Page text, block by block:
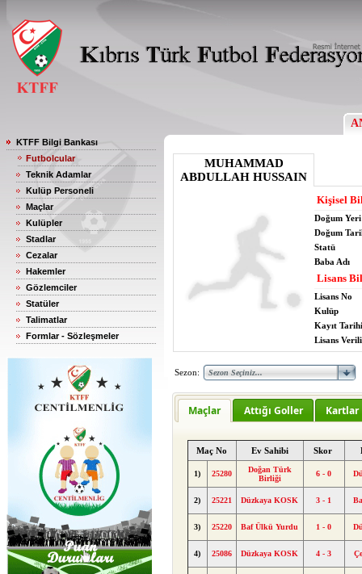
KTFF Bilgi Bankası
Futbolcular
Teknik Adamlar
Kulüp Personeli
Maçlar
Kulüpler
Stadlar
Cezalar
Hakemler
Gözlemciler
Statüler
Talimatlar
Formlar - Sözleşmeler
MUHAMMAD
ABDULLAH HUSSAIN
Kişisel
Doğum Yeri
Doğum
Statü
Baba Adı
Lisans
Lisans No
Kulüp
Kayıt Tarihi
Lisans
Sezon:
Maçlar Attığı Goller Kartlar
Maç No Ev Sahibi Skor
1) 25280
Doğan Türk
Birliği
6 - 0
2) 25221 Düzkaya KOSK 3 - 1
3) 25220 Baf Ülkü Yurdu 1 - 0
4) 25086 Düzkaya KOSK 4 - 3